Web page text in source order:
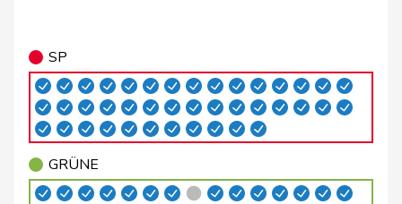
Badran
Bally
Maya Mitte M-E
Balmer
Bettina FDP
Barandun
SP
GRÜNE